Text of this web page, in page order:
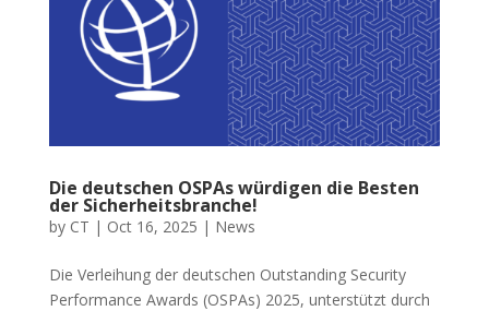
Die deutschen OSPAs würdigen die Besten
der Sicherheitsbranche!
by CT | Oct 16, 2025 | News
Die Verleihung der deutschen Outstanding Security
Performance Awards (OSPAs) 2025, unterstützt durch